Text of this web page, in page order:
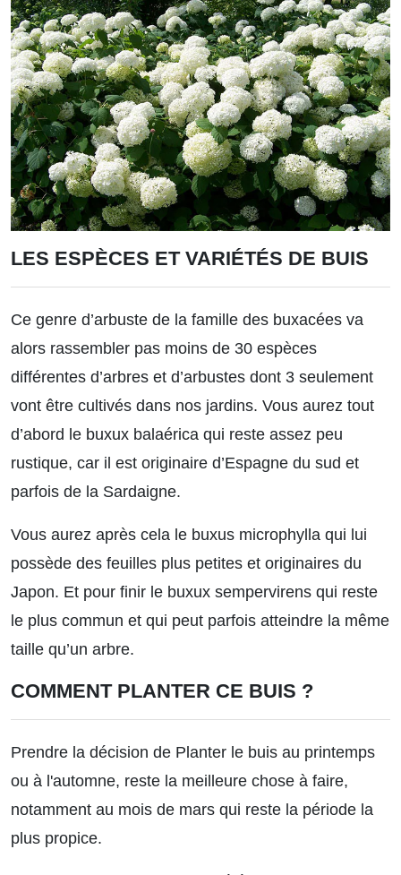
LES ESPÈCES ET VARIÉTÉS DE BUIS
Ce genre d’arbuste de la famille des buxacées va
alors rassembler pas moins de 30 espèces
différentes d’arbres et d’arbustes dont 3 seulement
vont être cultivés dans nos jardins. Vous aurez tout
d’abord le buxux balaérica qui reste assez peu
rustique, car il est originaire d’Espagne du sud et
parfois de la Sardaigne.
Vous aurez après cela le buxus microphylla qui lui
possède des feuilles plus petites et originaires du
Japon. Et pour finir le buxux sempervirens qui reste
le plus commun et qui peut parfois atteindre la même
taille qu’un arbre.
COMMENT PLANTER CE BUIS ?
Prendre la décision de Planter le buis au printemps
ou à l'automne, reste la meilleure chose à faire,
notamment au mois de mars qui reste la période la
plus propice.